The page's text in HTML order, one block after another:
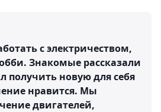
с электричеством,
Знакомые рассказали
получить новую для себя
нравится. Мы
двигателей,